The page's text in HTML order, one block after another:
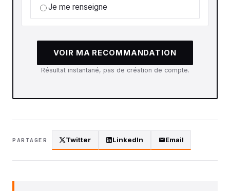
Je me renseigne
VOIR MA RECOMMANDATION
Résultat instantané, pas de création de compte.
PARTAGER Twitter LinkedIn Email